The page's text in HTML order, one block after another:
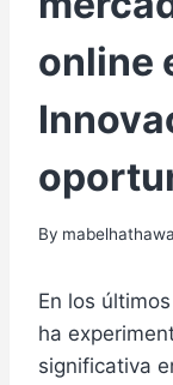
online
By
En los
ha
significativa